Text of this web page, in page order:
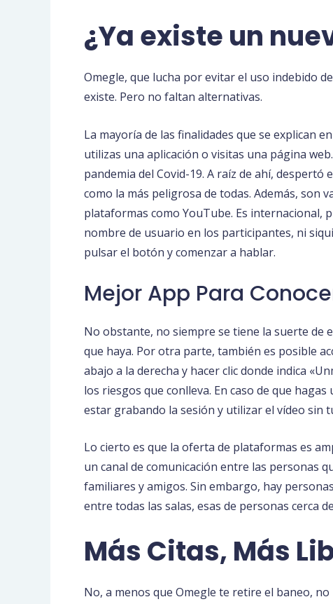
¿Ya existe un
Omegle, que lucha por evitar el uso indebido
existe. Pero no faltan alternativas.
La mayoría de las finalidades que se explican
utilizas una aplicación o visitas una página
pandemia del Covid-19. A raíz de ahí,
como la más peligrosa de todas. Además, son
plataformas como YouTube. Es internacional,
nombre de usuario en los participantes, ni
pulsar el botón y comenzar a hablar.
Mejor App Para
No obstante, no siempre se tiene la suerte de
que haya. Por otra parte, también es posible
abajo a la derecha y hacer clic donde indica
los riesgos que conlleva. En caso de que
estar grabando la sesión y utilizar el vídeo sin
Lo cierto es que la oferta de plataformas es
un canal de comunicación entre las personas
familiares y amigos. Sin embargo, hay
entre todas las salas, esas de personas cerca
Más Citas, Más
No, a menos que Omegle te retire el baneo,